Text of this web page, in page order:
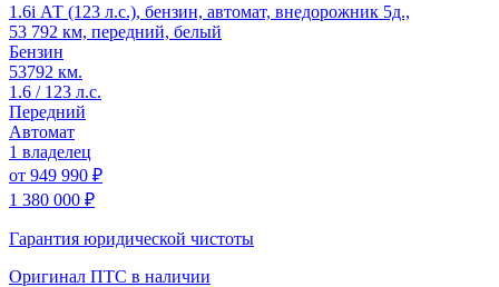
1.6i АТ (123 л.с.), бензин, автомат, внедорожник 5д.,
53 792 км, передний, белый
Бензин
53792 км.
1.6 / 123 л.с.
Передний
Автомат
1 владелец
от 949 990 ₽
1 380 000 ₽
Гарантия юридической чистоты
Оригинал ПТС в наличии